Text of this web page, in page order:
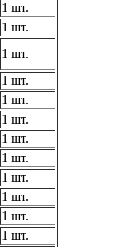
1 шт.
1 шт.
1 шт.
1 шт.
1 шт.
1 шт.
1 шт.
1 шт.
1 шт.
1 шт.
1 шт.
1 шт.